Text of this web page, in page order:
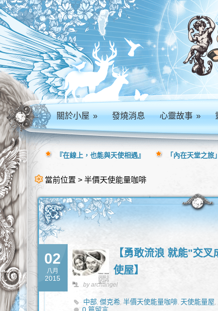
關於小屋» 發燒消息 心靈故事»
當前位置 > 半價天使能量咖啡
02
八月
2015
【勇敢流浪 就能"交
使屋】
by archangel
中部,傑克希,半價天使能量咖啡, 天使能量屋,
『在線上，也能與天使相遇』 「內在天堂之